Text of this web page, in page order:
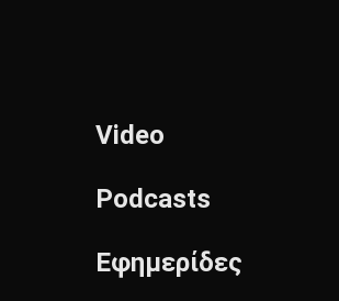
Video
Podcasts
Εφημερίδες